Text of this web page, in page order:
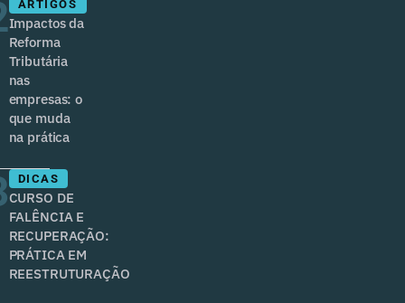
ARTIGOS
Impactos da
Reforma
Tributária
nas
empresas: o
que muda
na prática
DICAS
CURSO DE
FALÊNCIA E
RECUPERAÇÃO:
PRÁTICA EM
REESTRUTURAÇÃO